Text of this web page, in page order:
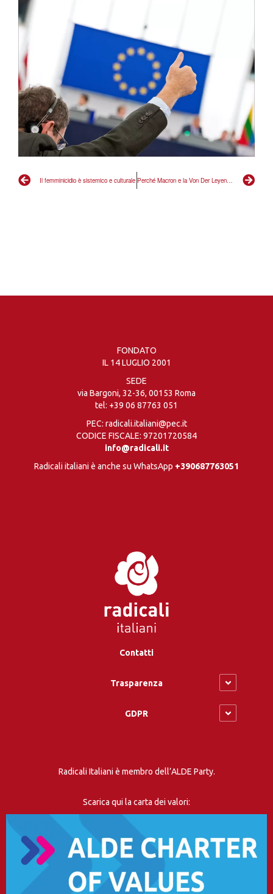
Il femminicidio è sistemico e culturale Perché Macron e la Von Der Leyen paventano il rischio di una aggressione russa alla Nato
FONDATO
IL 14 LUGLIO 2001
SEDE
via Bargoni, 32-36, 00153 Roma
tel: +39 06 87763 051
PEC: radicali.italiani@pec.it
CODICE FISCALE: 97201720584
info@radicali.it
Radicali italiani è anche su WhatsApp +390687763051
Contatti
Trasparenza
GDPR
Radicali Italiani è membro dell’ALDE Party.
Scarica qui la carta dei valori: